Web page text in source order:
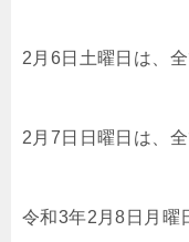
2月6日土曜日は、
2月7日日曜日は、
令和3年2月8日月曜